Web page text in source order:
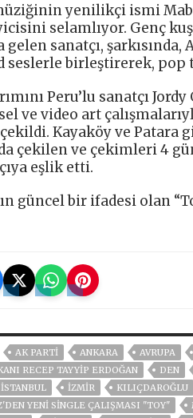
yenilikçi ismi
selamlıyor. Genç
sanatçı,
seslerle birleştirerek, pop
Peru’lu sanatçı
ve video art
Kayaköy ve
çekilen ve çekimleri 4
eşlik etti.
güncel bir ifadesi olan
AK PARTİ ANKARA AVRUPA
RECEP TAYYIP ERDOĞAN
DEN
ISTANBUL İZMIR KILIÇDAROĞLU
YENİ SİNGLE ÇALIŞMASI "TOY"